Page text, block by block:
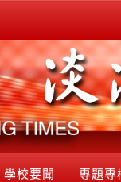
學校要聞 專題專